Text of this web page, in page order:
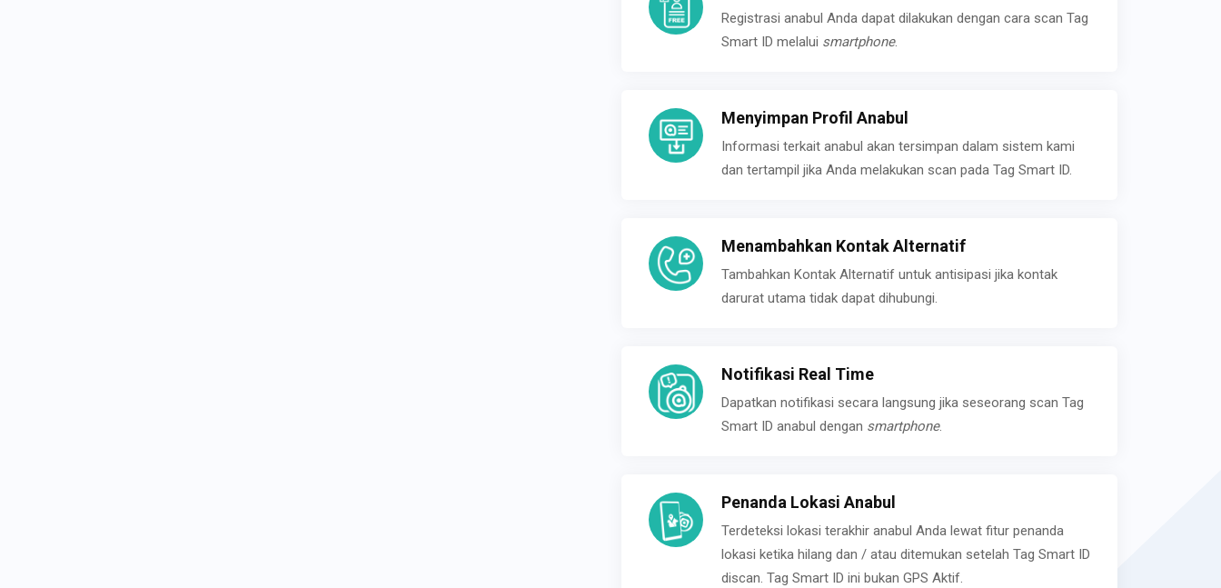
Registrasi anabul Anda dapat dilakukan dengan cara scan Tag
Smart ID melalui smartphone.
Menyimpan Profil Anabul
Informasi terkait anabul akan tersimpan dalam sistem kami
dan tertampil jika Anda melakukan scan pada Tag Smart ID.
Menambahkan Kontak Alternatif
Tambahkan Kontak Alternatif untuk antisipasi jika kontak
darurat utama tidak dapat dihubungi.
Notifikasi Real Time
Dapatkan notifikasi secara langsung jika seseorang scan Tag
Smart ID anabul dengan smartphone.
Penanda Lokasi Anabul
Terdeteksi lokasi terakhir anabul Anda lewat fitur penanda
lokasi ketika hilang dan / atau ditemukan setelah Tag Smart ID
discan. Tag Smart ID ini bukan GPS Aktif.